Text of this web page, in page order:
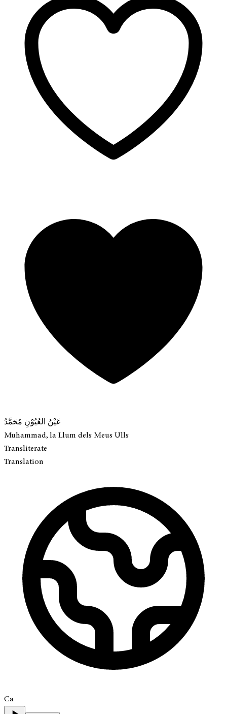
عَيْنُ العُيُوْنِ مُحَمَّدُ
Muhammad, la Llum dels Meus Ulls
Transliterate
Translation
Ca